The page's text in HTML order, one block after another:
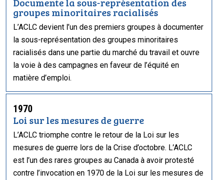
groupes minoritaires racialisés
L’ACLC devient l’un des premiers groupes à documenter
la sous-représentation des groupes minoritaires
racialisés dans une partie du marché du travail et ouvre
la voie à des campagnes en faveur de l’équité en
matière d’emploi.
1970
Loi sur les mesures de guerre
L’ACLC triomphe contre le retour de la Loi sur les
mesures de guerre lors de la Crise d’octobre. L’ACLC
est l’un des rares groupes au Canada à avoir protesté
contre l’invocation en 1970 de la Loi sur les mesures de